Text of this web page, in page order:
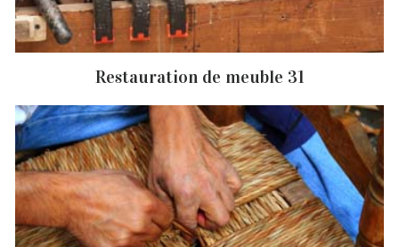
Restauration de meuble 31